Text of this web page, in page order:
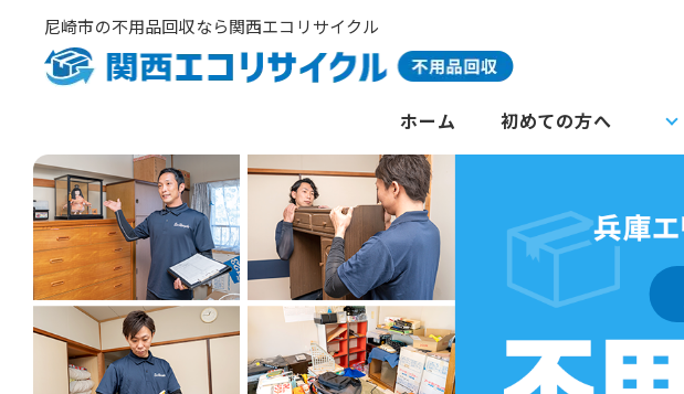
尼崎市の不用品回収なら関西エコリサイクル
ホーム 初めての方へ